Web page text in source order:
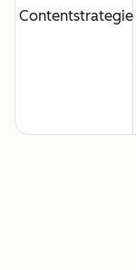
Contentstrategie